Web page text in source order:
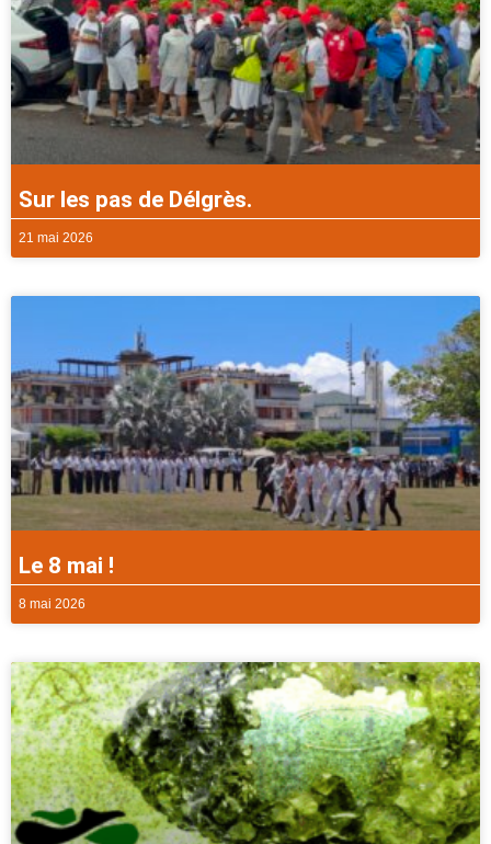
Sur les pas de Délgrès.
21 mai 2026
Le 8 mai !
8 mai 2026